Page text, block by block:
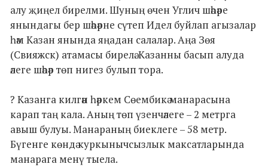
алу җиңел бирелми. Шуның өчен Углич шәһәре
янындагы бер шәһәрне сүтеп Идел буйлап агызалар
һәм Казан янында яңадан салалар. Аңа Зөя
(Свияжск) атамасы бирелә. Казанны басып алуда
әлеге шәһәр төп нигез булып тора.
? Казанга килгән һәркем Сөембикә манарасына
карап таң кала. Аның төп үзенчәлеге – 2 метрга
авыш булуы. Манараның биеклеге – 58 метр.
Бүгенге көндә куркынычсызлык максатларында
манарага менү тыела.